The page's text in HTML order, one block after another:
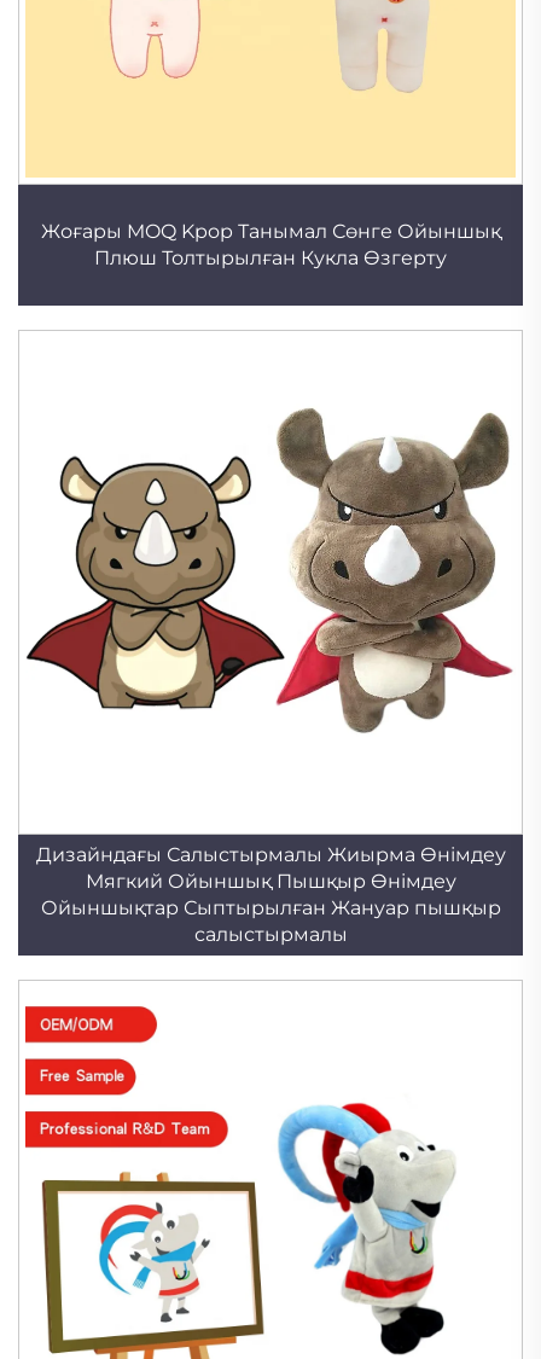
Жоғары MOQ Kpop Танымал Сөнге Ойыншық
Плюш Толтырылған Кукла Өзгерту
Дизайндағы Салыстырмалы Жиырма Өнімдеу
Мягкий Ойыншық Пышқыр Өнімдеу
Ойыншықтар Сыптырылған Жануар пышқыр
салыстырмалы